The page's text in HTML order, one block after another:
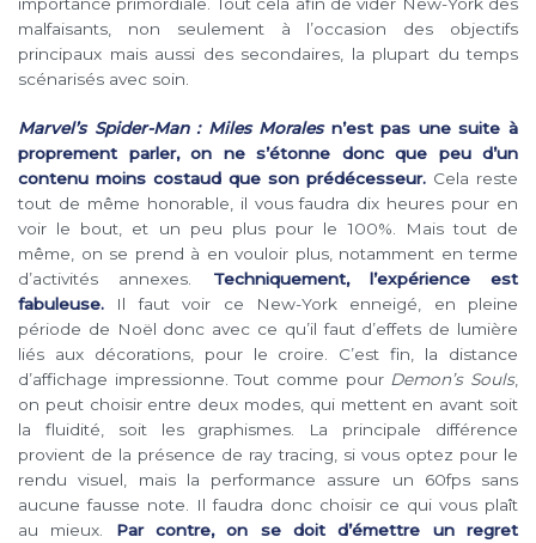
importance primordiale. Tout cela afin de vider New-York des
malfaisants, non seulement à l’occasion des objectifs
principaux mais aussi des secondaires, la plupart du temps
scénarisés avec soin.
Marvel’s Spider-Man : Miles Moralesn’est pas une suite à
proprement parler, on ne s’étonne donc que peu d’un
contenu moins costaud que son prédécesseur. Cela reste
tout de même honorable, il vous faudra dix heures pour en
voir le bout, et un peu plus pour le 100%. Mais tout de
même, on se prend à en vouloir plus, notamment en terme
d’activités annexes. Techniquement, l’expérience est
fabuleuse. Il faut voir ce New-York enneigé, en pleine
période de Noël donc avec ce qu’il faut d’effets de lumière
liés aux décorations, pour le croire. C’est fin, la distance
d’affichage impressionne. Tout comme pour Demon’s Souls,
on peut choisir entre deux modes, qui mettent en avant soit
la fluidité, soit les graphismes. La principale différence
provient de la présence de ray tracing, si vous optez pour le
rendu visuel, mais la performance assure un 60fps sans
aucune fausse note. Il faudra donc choisir ce qui vous plaît
au mieux. Par contre, on se doit d’émettre un regret